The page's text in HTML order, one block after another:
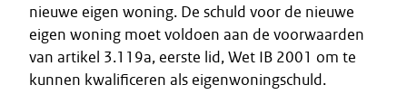
nieuwe eigen woning. De schuld voor de nieuwe
eigen woning moet voldoen aan de voorwaarden
van artikel 3.119a, eerste lid, Wet IB 2001 om te
kunnen kwalificeren als eigenwoningschuld.